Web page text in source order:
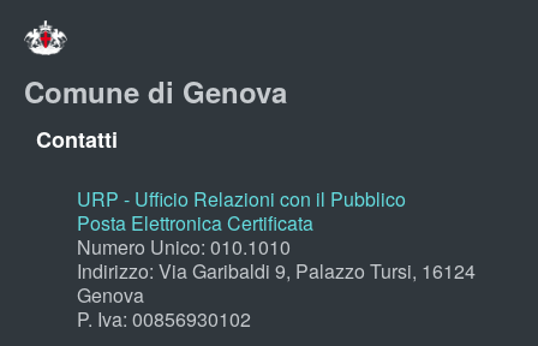
Comune di Genova
Contatti
URP - Ufficio Relazioni con il Pubblico
Posta Elettronica Certificata
Numero Unico: 010.1010
Indirizzo: Via Garibaldi 9, Palazzo Tursi, 16124
Genova
P. Iva: 00856930102